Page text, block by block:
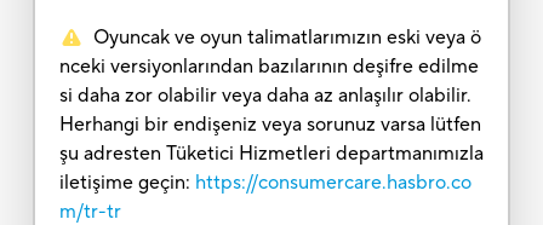
Oyuncak ve oyun talimatlarımızın eski veya ö
nceki versiyonlarından bazılarının deşifre edilme
si daha zor olabilir veya daha az anlaşılır olabilir.
Herhangi bir endişeniz veya sorunuz varsa lütfen
şu adresten Tüketici Hizmetleri departmanımızla
iletişime geçin: https://consumercare.hasbro.co
m/tr-tr